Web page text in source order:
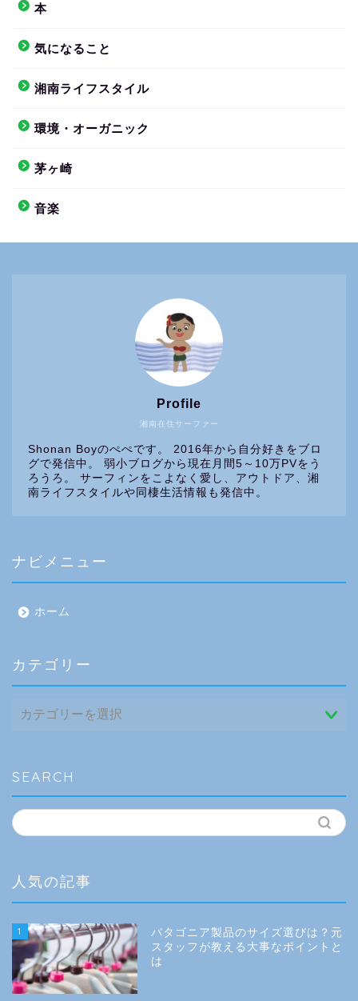
本
気になること
湘南ライフスタイル
環境・オーガニック
茅ヶ崎
音楽
湘南在住サーファー
Profile
Shonan Boyのぺぺです。 2016年から自分好きをブロ
グで発信中。 弱小ブログから現在月間5～10万PVをう
ろうろ。 サーフィンをこよなく愛し、アウトドア、湘
南ライフスタイルや同棲生活情報も発信中。
ナビメニュー
ホーム
カテゴリー
テ
ー
SEARCH
人気の記事
1
パタゴニア製品のサイズ選びは？元
スタッフが教える大事なポイントと
は